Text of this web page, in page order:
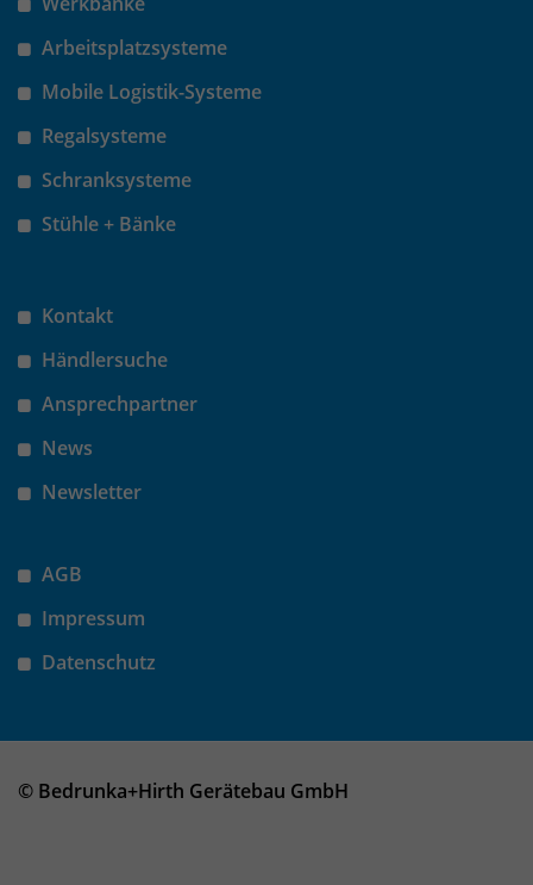
Arbeitsplatzsysteme
Mobile Logistik-Systeme
Regalsysteme
Schranksysteme
Stühle + Bänke
Kontakt
Händlersuche
Ansprechpartner
News
Newsletter
AGB
Impressum
Datenschutz
© Bedrunka+Hirth Gerätebau GmbH